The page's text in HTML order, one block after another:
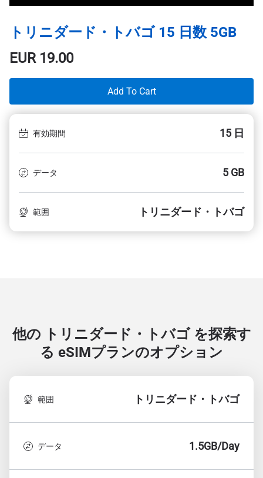
トリニダード・トバゴ 15 日数 5GB
EUR19.00
Add To Cart
有効期間 15 日
データ 5 GB
範囲 トリニダード・トバゴ
他の トリニダード・トバゴ を探索す
る eSIMプランのオプション
範囲 トリニダード・トバゴ
データ 1.5GB/Day